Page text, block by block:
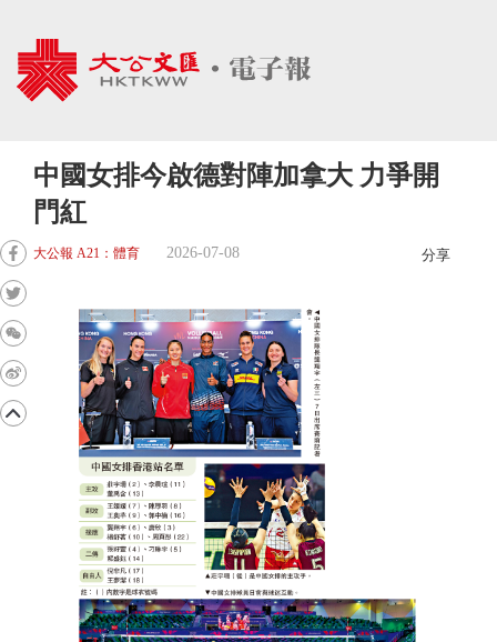
中國女排今啟德對陣加拿大 力爭開
門紅
大公報 A21：體育 2026-07-08 分享